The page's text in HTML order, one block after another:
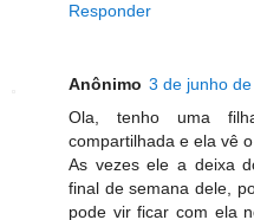
Responder
Anônimo 3 de junho
Ola, tenho uma
compartilhada e ela vê
As vezes ele a deixa
final de semana dele,
pode vir ficar com ela